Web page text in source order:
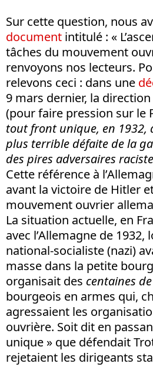
Sur cette question, nous
document intitulé : «
tâches du mouvement
renvoyons nos lecteurs.
relevons ceci : dans une
9 mars dernier, la
(pour faire pression sur le
tout front unique, en 1932,
plus terrible défaite de la
des pires adversaires
Cette référence à
avant la victoire de Hitler
mouvement ouvrier
La situation actuelle, en
avec l’Allemagne de
national-socialiste (nazi)
masse dans la petite
organisait des centaines
bourgeois en armes qui,
agressaient les
ouvrière. Soit dit en
unique » que défendait
rejetaient les dirigeants